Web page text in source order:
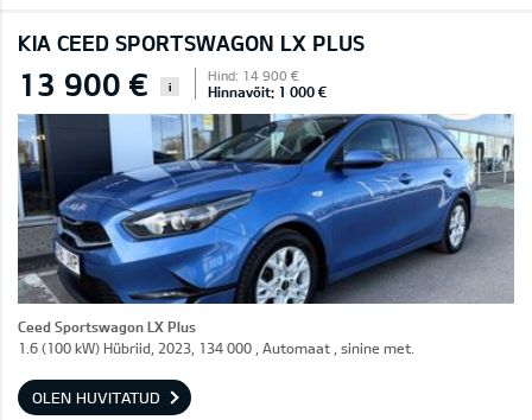
KIA CEED SPORTSWAGON LX PLUS
13 900 € i
Hind: 14 900 €
Hinnavõit: 1 000 €
Ceed Sportswagon LX Plus
1.6 (100 kW) Hübriid, 2023, 134 000 , Automaat , sinine met.
OLEN HUVITATUD